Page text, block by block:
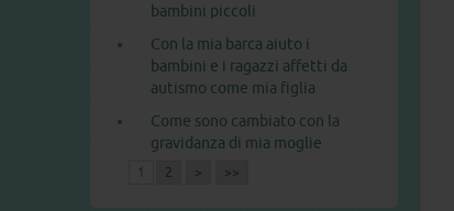
bambini piccoli
Con la mia barca aiuto i
bambini e i ragazzi affetti da
autismo come mia figlia
Come sono cambiato con la
gravidanza di mia moglie
1 2 > >>